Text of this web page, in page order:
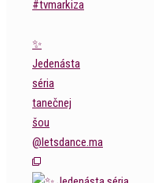
✨
Jedenásta
séria
tanečnej
šou
@letsdance.ma